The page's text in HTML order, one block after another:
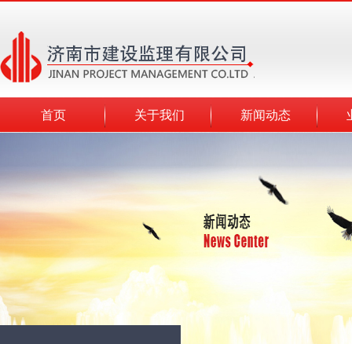
首页 关于我们 新闻动态